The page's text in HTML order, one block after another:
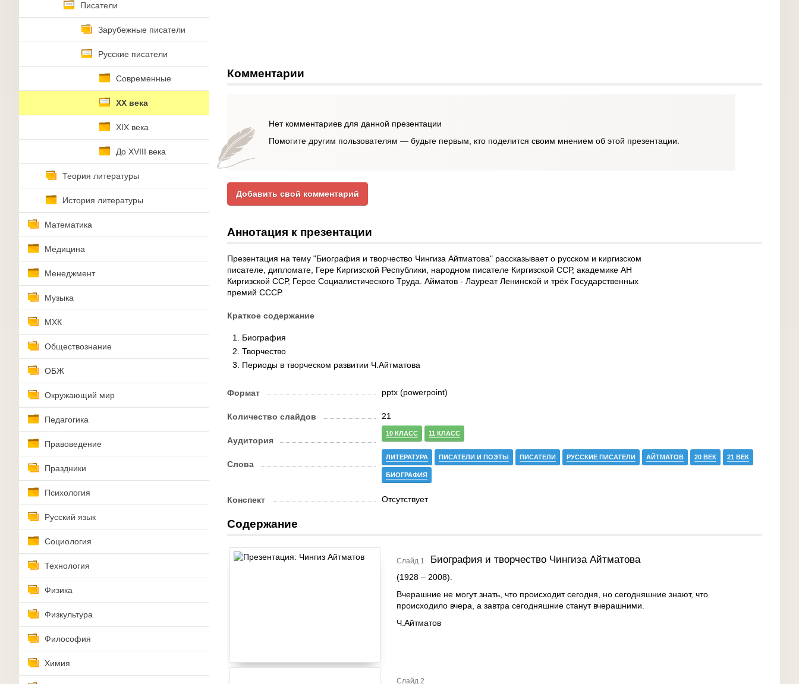
Писатели
Зарубежные писатели
Русские писатели
Современные
XX века
XIX века
До XVIII века
Теория литературы
История литературы
Математика
Медицина
Менеджмент
Музыка
МХК
Обществознание
ОБЖ
Окружающий мир
Педагогика
Правоведение
Праздники
Психология
Русский язык
Социология
Технология
Физика
Физкультура
Философия
Химия
Комментарии
Нет комментариев для данной презентации
Помогите другим пользователям — будьте первым, кто поделится своим мнением об этой презентации.
Добавить свой комментарий
Аннотация к презентации
Презентация на тему "Биография и творчество Чингиза Айтматова" рассказывает о русском и киргизском
писателе, дипломате, Гере Киргизской Республики, народном писателе Киргизской ССР, академике АН
Киргизской ССР, Герое Социалистического Труда. Айматов - Лауреат Ленинской и трёх Государственных
премий СССР.
Краткое содержание
Биография
Творчество
Периоды в творческом развитии Ч.Айтматова
Формат pptx (powerpoint)
Количество слайдов 21
Аудитория
10 КЛАСС 11 КЛАСС
Слова
ЛИТЕРАТУРА ПИСАТЕЛИ И ПОЭТЫ ПИСАТЕЛИ РУССКИЕ ПИСАТЕЛИ АЙТМАТОВ 20 ВЕК 21 ВЕК
БИОГРАФИЯ
Конспект Отсутствует
Содержание
Слайд 1 Биография и творчество Чингиза Айтматова
(1928 – 2008).
Вчерашние не могут знать, что происходит сегодня, но сегодняшние знают, что
происходило вчера, а завтра сегодняшние станут вчерашними.
Ч.Айтматов
Слайд 2